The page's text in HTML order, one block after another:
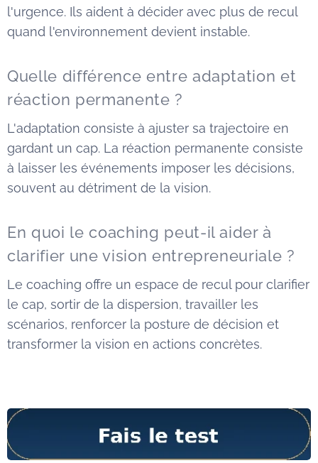
l'urgence. Ils aident à décider avec plus de recul
quand l'environnement devient instable.
Quelle différence entre adaptation et
réaction permanente ?
L'adaptation consiste à ajuster sa trajectoire en
gardant un cap. La réaction permanente consiste
à laisser les événements imposer les décisions,
souvent au détriment de la vision.
En quoi le coaching peut-il aider à
clarifier une vision entrepreneuriale ?
Le coaching offre un espace de recul pour clarifier
le cap, sortir de la dispersion, travailler les
scénarios, renforcer la posture de décision et
transformer la vision en actions concrètes.